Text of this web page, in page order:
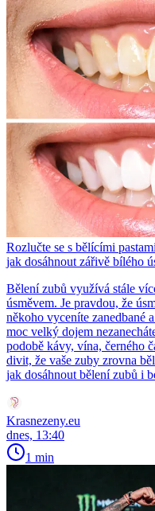
Rozlučte se s bělícími
jak dosáhnout zářivě bílého
Bělení zubů využívá stále
úsměvem. Je pravdou, že
někoho vyceníte zanedbané
moc velký dojem
podobě kávy, vína, černého
divit, že vaše zuby zrovna
jak dosáhnout bělení zubů i
Krasnezeny.eu
dnes, 13:40
1 min